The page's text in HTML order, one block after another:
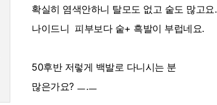
확실히 염색안하니 탈모도 없고 숱도 많고요.
나이드니 피부보다 숱+ 흑발이 부럽네요.
50후반 저렇게 백발로 다니시는 분
많은가요? ㅡ.ㅡ